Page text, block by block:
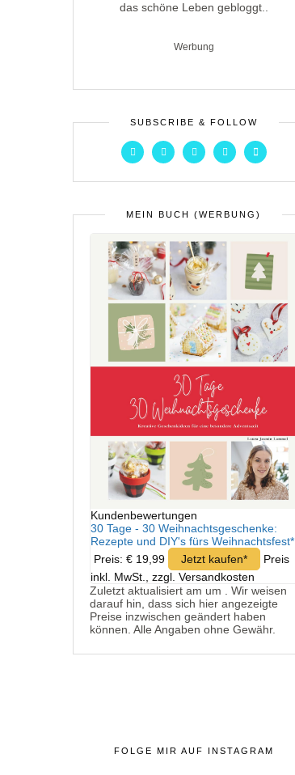
das schöne Leben gebloggt..
Werbung
SUBSCRIBE & FOLLOW
MEIN BUCH (WERBUNG)
Kundenbewertungen
30 Tage - 30 Weihnachtsgeschenke:
Rezepte und DIY's fürs Weihnachtsfest*
Preis: € 19,99
Jetzt kaufen*
Preis
inkl. MwSt., zzgl. Versandkosten
Zuletzt aktualisiert am um . Wir weisen
darauf hin, dass sich hier angezeigte
Preise inzwischen geändert haben
können. Alle Angaben ohne Gewähr.
FOLGE MIR AUF INSTAGRAM